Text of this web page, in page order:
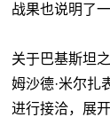
战果也说明了一
关于巴基斯坦
姆沙德·米尔扎
进行接洽，展